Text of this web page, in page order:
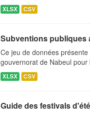
XLSX CSV
Subventions publiques
Ce jeu de données
gouvernorat de Nabeul
XLSX CSV
Guide des festivals